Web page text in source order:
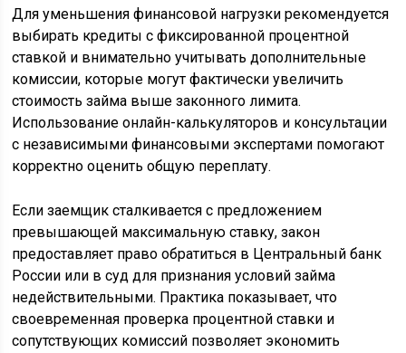
Для уменьшения финансовой нагрузки рекомендуется
выбирать кредиты с фиксированной процентной
ставкой и внимательно учитывать дополнительные
комиссии, которые могут фактически увеличить
стоимость займа выше законного лимита.
Использование онлайн-калькуляторов и консультации
с независимыми финансовыми экспертами помогают
корректно оценить общую переплату.
Если заемщик сталкивается с предложением
превышающей максимальную ставку, закон
предоставляет право обратиться в Центральный банк
России или в суд для признания условий займа
недействительными. Практика показывает, что
своевременная проверка процентной ставки и
сопутствующих комиссий позволяет экономить